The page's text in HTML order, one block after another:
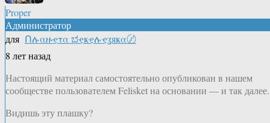
Proper
Администратор
для Ոሉαዙҿτα ಭҿҝҿሉҿʓяҝα〄
8 лет назад
Настоящий материал самостоятельно опубликован в нашем
сообществе пользователем Felisket на основании — и так далее.
Видишь эту плашку?